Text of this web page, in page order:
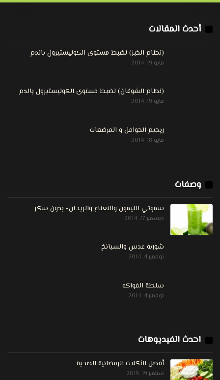
أحدث المقالات
(نظام الخبز) لضبط مستوى الكوليستيرول بالدم
مايو 19, 2014
(نظام الشوفان) لضبط مستوى الكوليستيرول بالدم
مايو 19, 2014
ريجيم الحوامل و المرضعات
مايو 18, 2014
وصفات
سموثي الليمون والنعناع والريحان- بدون سكر
ديسمبر 17, 2014
شوربة عدس والسبانخ
نوفمبر 4, 2014
سلطة الفواكه
نوفمبر 4, 2014
احدث الفيديوهات
أفضل الأكلات الرمضانية الصحية
سبتمبر 19, 2019